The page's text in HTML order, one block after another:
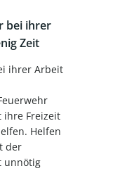
bei ihrer
Zeit
ihrer Arbeit
Freizeit
Helfen
der
unnötig